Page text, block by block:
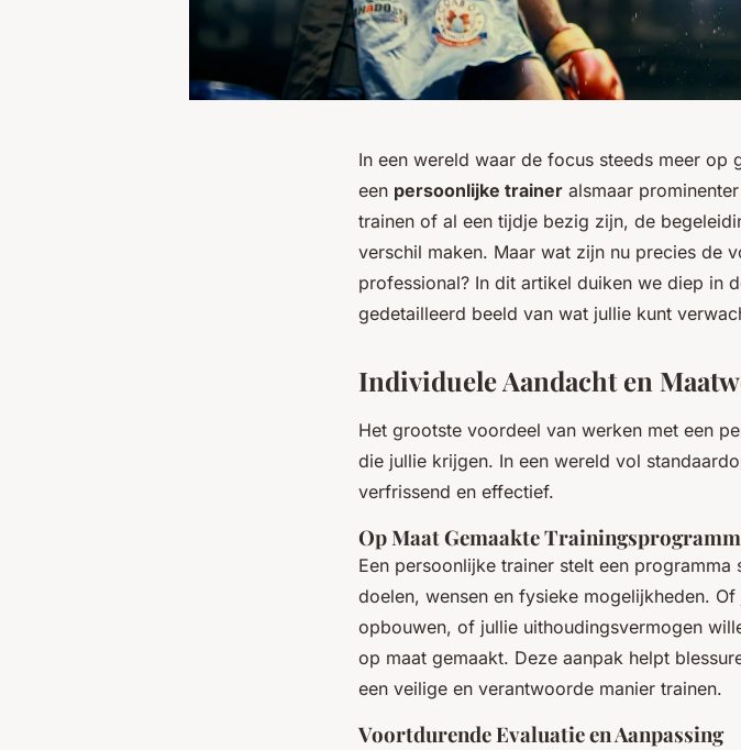
In een wereld waar de focus steeds meer
een persoonlijke trainer alsmaar
trainen of al een tijdje bezig zijn, de
verschil maken. Maar wat zijn nu precies de
professional? In dit artikel duiken we diep in
gedetailleerd beeld van wat jullie kunt
Individuele Aandacht en
Het grootste voordeel van werken met een
die jullie krijgen. In een wereld vol
verfrissend en effectief.
Op Maat Gemaakte
Een persoonlijke trainer stelt een
doelen, wensen en fysieke mogelijkheden.
opbouwen, of jullie uithoudingsvermogen
op maat gemaakt. Deze aanpak helpt
een veilige en verantwoorde manier trainen.
Voortdurende Evaluatie en Aanpassing